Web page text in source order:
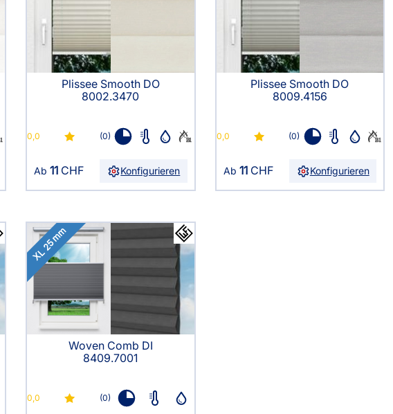
Kostenloser Musterversand
Versandinformation
Reklamation
Vorkasse
PayPal
Kreditkarte
Rechnung
Plissee Smooth DO
8002.3470
0,0 (0)
Ab 11 CHF Konfigurieren
Plissee Smooth DO
8009.4156
0,0 (0)
Ab 11CHF Konfigurieren
XL 25 mm
Woven Comb DI
8409.7001
0,0 (0)